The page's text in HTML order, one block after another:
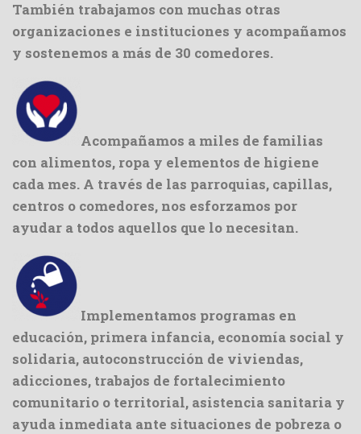
También trabajamos con muchas otras
organizaciones e instituciones y acompañamos
y sostenemos a más de 30 comedores.
Acompañamos a miles de familias
con alimentos, ropa y elementos de higiene
cada mes. A través de las parroquias, capillas,
centros o comedores, nos esforzamos por
ayudar a todos aquellos que lo necesitan.
Implementamos programas en
educación, primera infancia, economía social y
solidaria, autoconstrucción de viviendas,
adicciones, trabajos de fortalecimiento
comunitario o territorial, asistencia sanitaria y
ayuda inmediata ante situaciones de pobreza o